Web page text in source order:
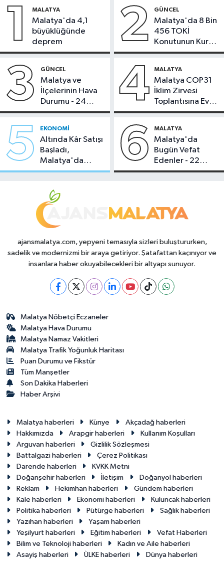
1 MALATYA
Malatya'da 4,1
büyüklüğünde
deprem
2 GÜNCEL
Malatya'da 8 Bin
456 TOKİ
Konutunun Kurası
Bugün Çekiliyor
3 GÜNCEL
Malatya ve
İlçelerinin Hava
Durumu - 24
Temmuz 2026
4 MALATYA
Malatya COP31
İklim Zirvesi
Toplantısına Ev
Sahipliği Yaptı
5 EKONOMI
Altında Kâr Satışı
Başladı,
Malatya'da
Makas Ne
6 MALATYA
Malatya'da
Bugün Vefat
Edenler - 22
Temmuz 2026
ajansmalatya.com, yepyeni temasıyla sizleri buluştururken,
sadelik ve modernizmi bir araya getiriyor. Şatafattan kaçınıyor ve
insanlara haber okuyabilecekleri bir altyapı sunuyor.
Malatya Nöbetçi Eczaneler
Malatya Hava Durumu
Malatya Namaz Vakitleri
Malatya Trafik Yoğunluk Haritası
Puan Durumu ve Fikstür
Tüm Manşetler
Son Dakika Haberleri
Haber Arşivi
Malatya haberleri Künye
Akçadağ haberleri
Hakkımızda
Arapgir haberleri
Kullanım Koşulları
Arguvan haberleri
Gizlilik Sözleşmesi
Battalgazi haberleri
Çerez Politikası
Darende haberleri
KVKK Metni
Doğanşehir haberleri
İletişim
Doğanyol haberleri
Reklam
Hekimhan haberleri
Gündem haberleri
Kale haberleri
Ekonomi haberleri
Kuluncak haberleri
Politika haberleri
Pütürge haberleri
Sağlık haberleri
Yazıhan haberleri
Yaşam haberleri
Yeşilyurt haberleri
Eğitim haberleri
Vefat Haberleri
Bilim ve Teknoloji haberleri
Kadın ve Aile haberleri
Asayiş haberleri
ÜLKE haberleri Dünya haberleri